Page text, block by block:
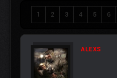
1 2 3 4 5 6
ALEXS